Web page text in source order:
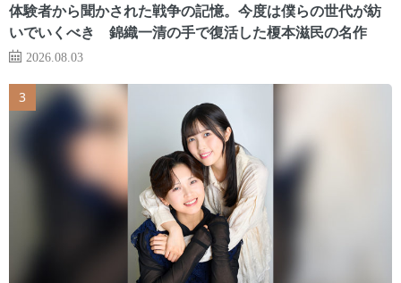
体験者から聞かされた戦争の記憶。今度は僕らの世代が紡
いでいくべき 錦織一清の手で復活した榎本滋民の名作
2026.08.03